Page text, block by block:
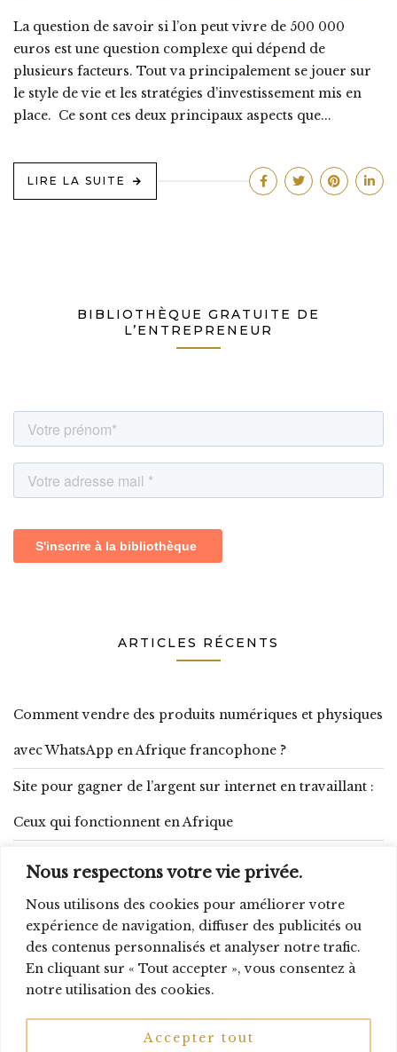
Nous respectons votre vie privée.
Nous utilisons des cookies pour améliorer votre
expérience de navigation, diffuser des publicités ou
des contenus personnalisés et analyser notre trafic.
En cliquant sur « Tout accepter », vous consentez à
notre utilisation des cookies.
Accepter tout
La question de savoir si l’on peut vivre de 500 000
euros est une question complexe qui dépend de
plusieurs facteurs. Tout va principalement se jouer sur
le style de vie et les stratégies d’investissement mis en
place. Ce sont ces deux principaux aspects que...
LIRE LA SUITE
BIBLIOTHÈQUE GRATUITE DE
L’ENTREPRENEUR
ARTICLES RÉCENTS
Comment vendre des produits numériques et physiques
avec WhatsApp en Afrique francophone ?
Site pour gagner de l’argent sur internet en travaillant :
Ceux qui fonctionnent en Afrique
budget, matériel et produits dérivés
Gagner 10 000 FCFA par jour : 15 méthodes réalistes qui
fonctionnent en Afrique